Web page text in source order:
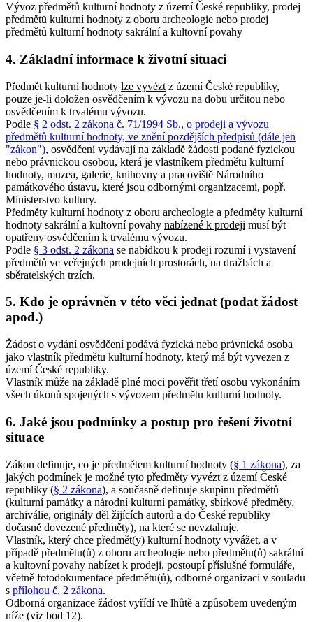
Vývoz předmětů kulturní hodnoty z území České republiky, prodej
předmětů kulturní hodnoty z oboru archeologie nebo prodej
předmětů kulturní hodnoty sakrální a kultovní povahy
4. Základní informace k životní situaci
Předmět kulturní hodnoty lze vyvézt z území České republiky,
pouze je-li doložen osvědčením k vývozu na dobu určitou nebo
osvědčením k trvalému vývozu.
Podle § 2 odst. 2 zákona č. 71/1994 Sb., o prodeji a vývozu
předmětů kulturní hodnoty, ve znění pozdějších předpisů (dále jen
"zákon"), osvědčení vydávají na základě žádosti podané fyzickou
nebo právnickou osobou, která je vlastníkem předmětu kulturní
hodnoty, muzea, galerie, knihovny a pracoviště Národního
památkového ústavu, které jsou odbornými organizacemi, popř.
Ministerstvo kultury.
Předměty kulturní hodnoty z oboru archeologie a předměty kulturní
hodnoty sakrální a kultovní povahy nabízené k prodeji musí být
opatřeny osvědčením k trvalému vývozu.
Podle § 3 odst. 2 zákona se nabídkou k prodeji rozumí i vystavení
předmětů ve veřejných prodejních prostorách, na dražbách a
sběratelských trzích.
5. Kdo je oprávněn v této věci jednat (podat žádost
apod.)
Žádost o vydání osvědčení podává fyzická nebo právnická osoba
jako vlastník předmětu kulturní hodnoty, který má být vyvezen z
území České republiky.
Vlastník může na základě plné moci pověřit třetí osobu vykonáním
všech úkonů spojených s vývozem předmětu kulturní hodnoty.
6. Jaké jsou podmínky a postup pro řešení životní
situace
Zákon definuje, co je předmětem kulturní hodnoty (§ 1 zákona), za
jakých podmínek je možné tyto předměty vyvézt z území České
republiky (§ 2 zákona), a současně definuje skupinu předmětů
(kulturní památky a národní kulturní památky, sbírkové předměty,
archiválie, originály děl žijících autorů a do České republiky
dočasně dovezené předměty), na které se nevztahuje.
Vlastník, který chce předmět(y) kulturní hodnoty vyvážet, a v
případě předmětu(ů) z oboru archeologie nebo předmětu(ů) sakrální
a kultovní povahy nabízet k prodeji, postoupí příslušné formuláře,
včetně fotodokumentace předmětu(ů), odborné organizaci v souladu
s přílohou č. 2 zákona.
Odborná organizace žádost vyřídí ve lhůtě a způsobem uvedeným
níže (viz bod 12).